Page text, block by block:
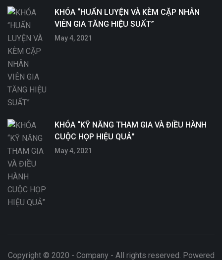
KHÓA “HUẤN LUYỆN VÀ KÈM CẶP NHÂN
VIÊN GIA TĂNG HIỆU SUẤT”
May 4, 2021
KHÓA “KỸ NĂNG THAM GIA VÀ ĐIỀU HÀNH
CUỘC HỌP HIỆU QUẢ”
May 4, 2021
Copyright © 2020 - Company - All rights reserved. Powered